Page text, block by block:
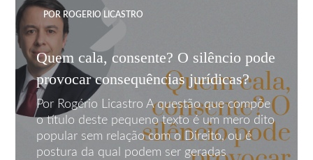
POR ROGERIO LICASTRO
Quem cala, consente? O silêncio pode
provocar consequências jurídicas?
Por Rogério Licastro A questão que compõe
o título deste pequeno texto é um mero dito
popular sem relação com o Direito, ou é
postura da qual podem ser geradas